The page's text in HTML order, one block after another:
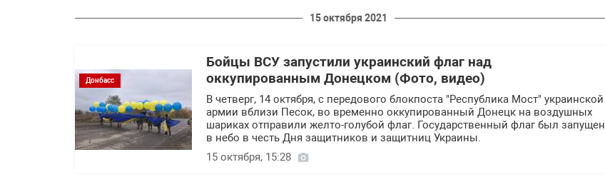
15 октября 2021
Донбасс
Бойцы ВСУ запустили украинский флаг над
оккупированным Донецком (Фото, видео)
В четверг, 14 октября, с передового блокпоста "Республика Мост" украинской
армии вблизи Песок, во временно оккупированный Донецк на воздушных
шариках отправили желто-голубой флаг. Государственный флаг был запущен
в небо в честь Дня защитников и защитниц Украины.
15 октября, 15:28